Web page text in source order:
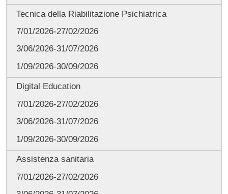
Tecnica della Riabilitazione Psichiatrica
7/01/2026-27/02/2026
3/06/2026-31/07/2026
1/09/2026-30/09/2026
Digital Education
7/01/2026-27/02/2026
3/06/2026-31/07/2026
1/09/2026-30/09/2026
Assistenza sanitaria
7/01/2026-27/02/2026